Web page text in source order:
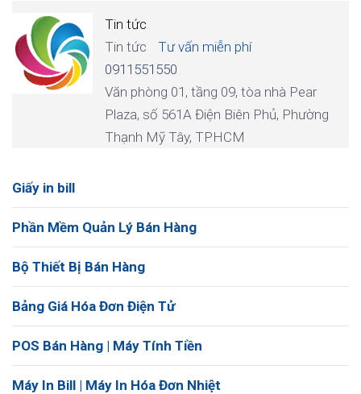
Tin tức
Tin tức
Tư vấn miễn phí
0911551550
Văn phòng 01, tầng 09, tòa nhà Pear
Plaza, số 561A Điện Biên Phủ, Phường
Thạnh Mỹ Tây, TPHCM
Giấy in bill
Phần Mềm Quản Lý Bán Hàng
Bộ Thiết Bị Bán Hàng
Bảng Giá Hóa Đơn Điện Tử
POS Bán Hàng | Máy Tính Tiền
Máy In Bill | Máy In Hóa Đơn Nhiệt